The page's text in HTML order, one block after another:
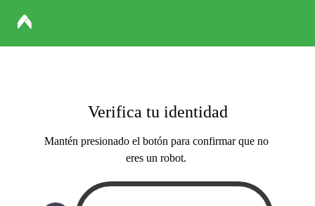
Verifica tu identidad
Mantén presionado el botón para confirmar que no
eres un robot.